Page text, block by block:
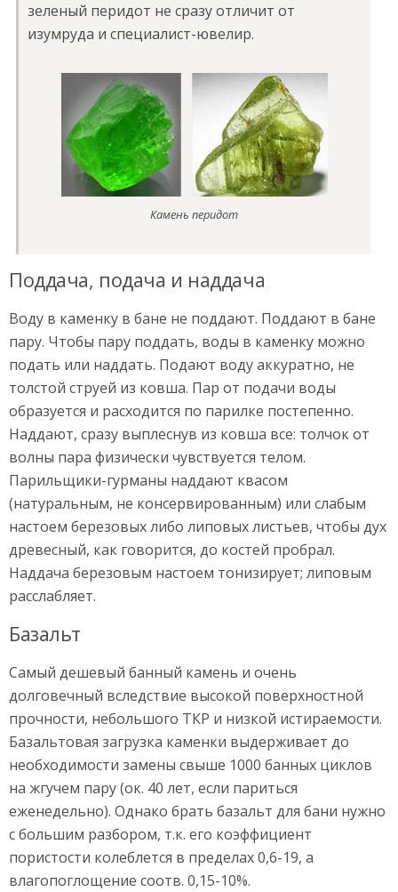
зеленый перидот не сразу отличит от
изумруда и специалист-ювелир.
Камень перидот
Поддача, подача и наддача
Воду в каменку в бане не поддают. Поддают в бане
пару. Чтобы пару поддать, воды в каменку можно
подать или наддать. Подают воду аккуратно, не
толстой струей из ковша. Пар от подачи воды
образуется и расходится по парилке постепенно.
Наддают, сразу выплеснув из ковша все: толчок от
волны пара физически чувствуется телом.
Парильщики-гурманы наддают квасом
(натуральным, не консервированным) или слабым
настоем березовых либо липовых листьев, чтобы дух
древесный, как говорится, до костей пробрал.
Наддача березовым настоем тонизирует; липовым
расслабляет.
Базальт
Самый дешевый банный камень и очень
долговечный вследствие высокой поверхностной
прочности, небольшого ТКР и низкой истираемости.
Базальтовая загрузка каменки выдерживает до
необходимости замены свыше 1000 банных циклов
на жгучем пару (ок. 40 лет, если париться
еженедельно). Однако брать базальт для бани нужно
с большим разбором, т.к. его коэффициент
пористости колеблется в пределах 0,6-19, а
влагопоглощение соотв. 0,15-10%.